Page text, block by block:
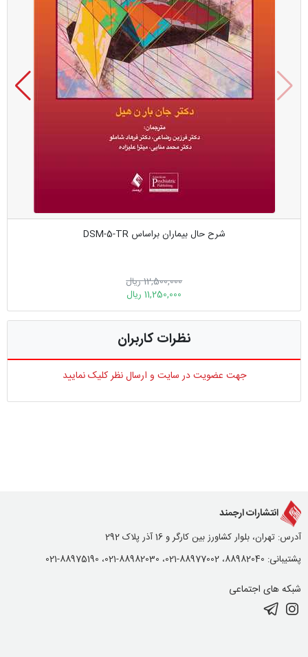
شرح حال بیماران براساس DSM-5-TR
12,500,000 ریال
11,250,000 ریال
نظرات کاربران
جهت عضویت در سایت و ارسال نظر کلیک نمایید
انتشارات ارجمند
آدرس: تهران، بلوار کشاورز بین کارگر و 16 آذر پلاک 292
پشتیبانی: 88982040، 88977002-021، 88982030-021، 88975190-021
شبکه های اجتماعی